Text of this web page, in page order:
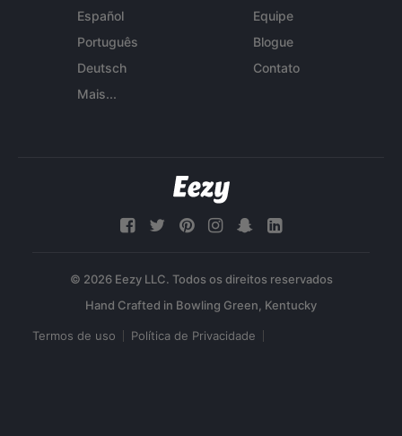
Español
Português
Deutsch
Mais...
Equipe
Blogue
Contato
© 2026 Eezy LLC. Todos os direitos reservados
Termos de uso Política de Privacidade